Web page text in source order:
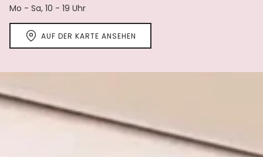
Mo - Sa, 10 - 19 Uhr
AUF DER KARTE ANSEHEN